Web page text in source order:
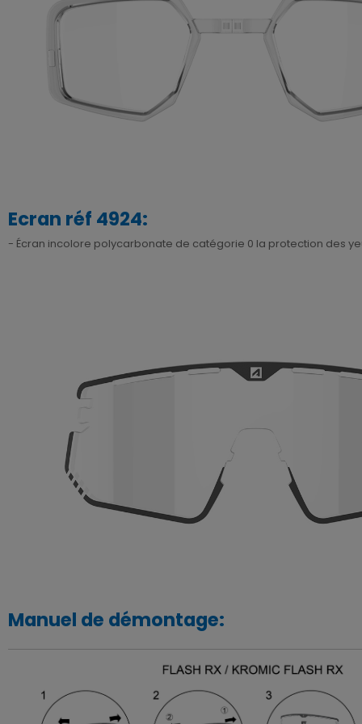
Ecran réf 4924:
- Écran incolore polycarbonate de catégorie 0 la protection des
Manuel de démontage: